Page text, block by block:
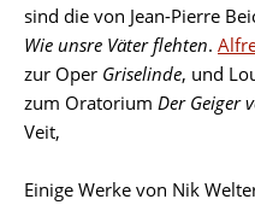
sind die von Jean-Pierre
Wie unsre Väter flehten.
zur Oper Griselinde, und
zum Oratorium Der Geiger
Veit,
Einige Werke von Nik